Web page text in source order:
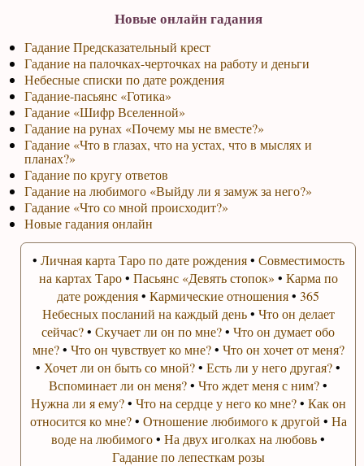
Новые онлайн гадания
Гадание Предсказательный крест
Гадание на палочках-черточках на работу и деньги
Небесные списки по дате рождения
Гадание-пасьянс «Готика»
Гадание «Шифр Вселенной»
Гадание на рунах «Почему мы не вместе?»
Гадание «Что в глазах, что на устах, что в мыслях и
планах?»
Гадание по кругу ответов
Гадание на любимого «Выйду ли я замуж за него?»
Гадание «Что со мной происходит?»
Новые гадания онлайн
• Личная карта Таро по дате рождения• Совместимость
на картах Таро• Пасьянс «Девять стопок» • Карма по
дате рождения•Кармические отношения•365
Небесных посланий на каждый день• Что он делает
сейчас?•Скучает ли он по мне?•Что он думает обо
мне?• Что он чувствует ко мне?• Что он хочет от меня?
• Хочет ли он быть со мной?•Есть ли у него другая?•
Вспоминает ли он меня?•Что ждет меня с ним?•
Нужна ли я ему?• Что на сердце у него ко мне?• Как он
относится ко мне?• Отношение любимого к другой • На
воде на любимого•На двух иголках на любовь•
Гадание по лепесткам розы